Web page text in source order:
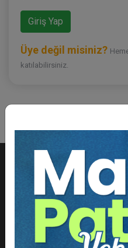
Üye değil misiniz?
katılabilirsiniz.
Adres: Cihannüma, Eski